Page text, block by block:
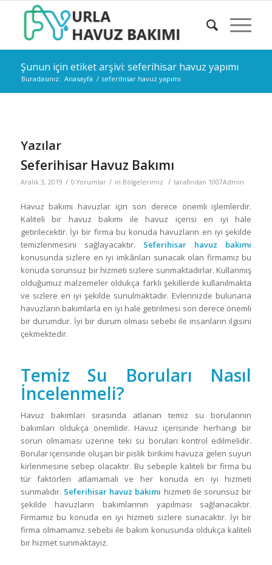
Şunun için etiket arşivi: seferihisar havuz yapımı
Buradasınız: Anasayfa / seferihisar havuz yapımı
Yazılar
Seferihisar Havuz Bakımı
Aralık 3, 2019 / 0 Yorumlar / in Bölgelerimiz / tarafından 1007Admin
Havuz bakımı havuzlar için son derece önemli işlemlerdir.
Kaliteli bir havuz bakımı ile havuz içerisi en iyi hale
getirilecektir. İyi bir firma bu konuda havuzların en iyi şekilde
temizlenmesini sağlayacaktır. Seferihisar havuz bakımı
konusunda sizlere en iyi imkânları sunacak olan firmamız bu
konuda sorunsuz bir hizmeti sizlere sunmaktadırlar. Kullanmış
olduğumuz malzemeler oldukça farklı şekillerde kullanılmakta
ve sizlere en iyi şekilde sunulmaktadır. Evlerinizde bulunana
havuzların bakımlarla en iyi hale getirilmesi son derece önemli
bir durumdur. İyi bir durum olması sebebi ile insanların ilgisini
çekmektedir.
Temiz Su Boruları Nasıl
İncelenmeli?
Havuz bakımları sırasında atlanan temiz su borularının
bakımları oldukça önemlidir. Havuz içerisinde herhangi bir
sorun olmaması üzerine teki su boruları kontrol edilmelidir.
Borular içerisinde oluşan bir pislik birikimi havuza gelen suyun
kirlenmesine sebep olacaktır. Bu sebeple kaliteli bir firma bu
tür faktörleri atlamamalı ve her konuda en iyi hizmeti
sunmalıdır. Seferihisar havuz bakımı hizmeti ile sorunsuz bir
şekilde havuzların bakımlarının yapılması sağlanacaktır.
Firmamız bu konuda en iyi hizmeti sizlere sunacaktır. İyi bir
firma olmamamız sebebi ile bakım konusunda oldukça kaliteli
bir hizmet sunmaktayız.